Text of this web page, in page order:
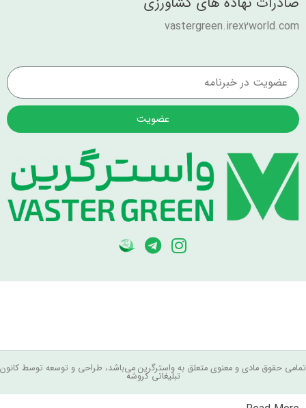
vastergreen.irex2world.com
عضویت
حقوق مادی و معنوی متعلق به واسترگرین می‌باشد، طراحی و توسعه توسط کانون
تبلیغاتی کروشه